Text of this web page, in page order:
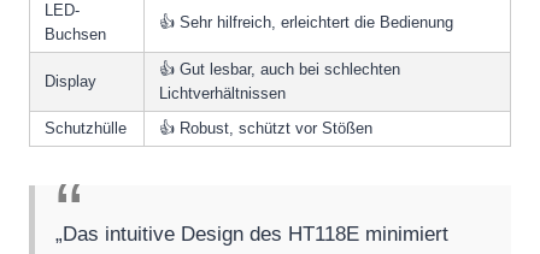
LED-
Buchsen
👍 Sehr hilfreich, erleichtert die Bedienung
Display
👍 Gut lesbar, auch bei schlechten
Lichtverhältnissen
Schutzhülle
👍 Robust, schützt vor Stößen
„Das intuitive Design des HT118E minimiert